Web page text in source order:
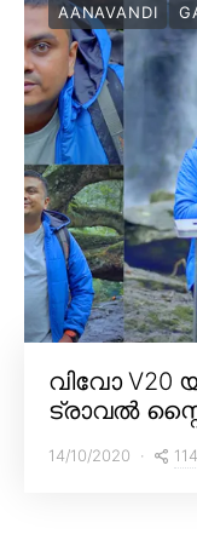
AANAVANDI
വിവോ V20
ട്രാവൽ
14/10/2020